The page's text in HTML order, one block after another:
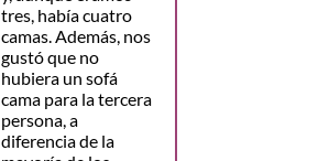
tres, había cuatro
camas. Además, nos
gustó que no
hubiera un sofá
cama para la tercera
persona, a
diferencia de la